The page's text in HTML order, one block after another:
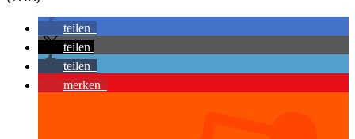
teilen
teilen
teilen
merken